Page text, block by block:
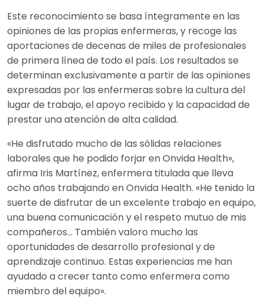
Este reconocimiento se basa íntegramente en las
opiniones de las propias enfermeras, y recoge las
aportaciones de decenas de miles de profesionales
de primera línea de todo el país. Los resultados se
determinan exclusivamente a partir de las opiniones
expresadas por las enfermeras sobre la cultura del
lugar de trabajo, el apoyo recibido y la capacidad de
prestar una atención de alta calidad.
«He disfrutado mucho de las sólidas relaciones
laborales que he podido forjar en Onvida Health»,
afirma Iris Martínez, enfermera titulada que lleva
ocho años trabajando en Onvida Health. «He tenido la
suerte de disfrutar de un excelente trabajo en equipo,
una buena comunicación y el respeto mutuo de mis
compañeros… También valoro mucho las
oportunidades de desarrollo profesional y de
aprendizaje continuo. Estas experiencias me han
ayudado a crecer tanto como enfermera como
miembro del equipo».